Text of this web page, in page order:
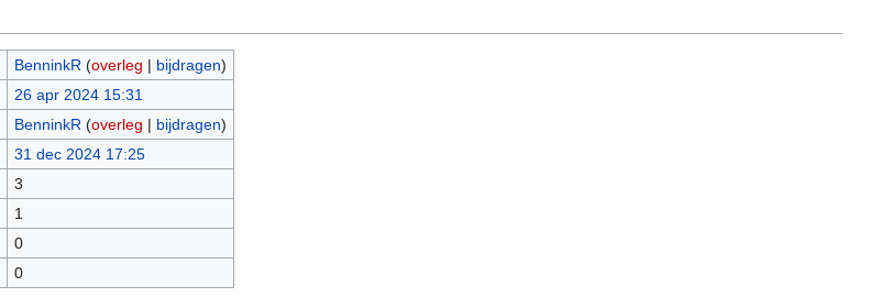
BenninkR (overleg | bijdragen)
26 apr 2024 15:31
BenninkR (overleg | bijdragen)
31 dec 2024 17:25
3
1
0
0